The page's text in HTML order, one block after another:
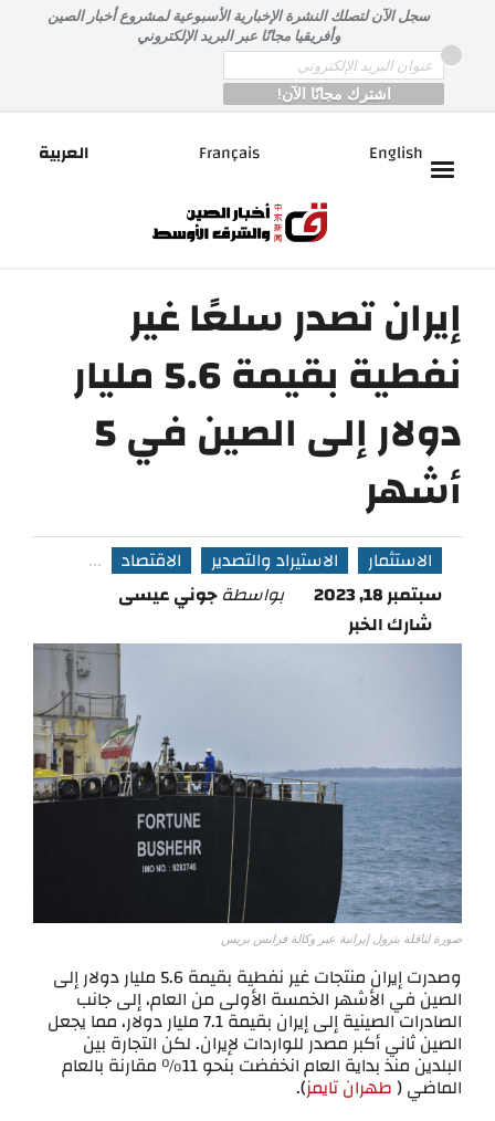
المحتوى
سجل الآن لتصلك النشرة الإخبارية الأسبوعية لمشروع أخبار الصين
وأفريقيا مجانًا عبر البريد الإلكتروني
Email
*
English
Français العربية
إيران تصدر سلعًا غير
نفطية بقيمة 5.6 مليار
دولار إلى الصين في 5
أشهر
الاستثمار الاستيراد والتصدير الاقتصاد
...
سبتمبر 18, 2023
بواسطةجوني عيسى
شارك الخبر
صورة لناقلة بترول إيرانية عبر وكالة فرانس بريس
وصدرت إيران منتجات غير نفطية بقيمة 5.6 مليار دولار إلى
الصين في الأشهر الخمسة الأولى من العام، إلى جانب
الصادرات الصينية إلى إيران بقيمة 7.1 مليار دولار، مما يجعل
الصين ثاني أكبر مصدر للواردات لإيران. لكن التجارة بين
البلدين منذ بداية العام انخفضت بنحو 11% مقارنة بالعام
الماضي ( طهران تايمز).